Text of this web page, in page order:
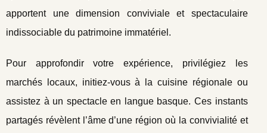
apportent une dimension conviviale et spectaculaire
indissociable du patrimoine immatériel.
Pour approfondir votre expérience, privilégiez les
marchés locaux, initiez-vous à la cuisine régionale ou
assistez à un spectacle en langue basque. Ces instants
partagés révèlent l’âme d’une région où la convivialité et